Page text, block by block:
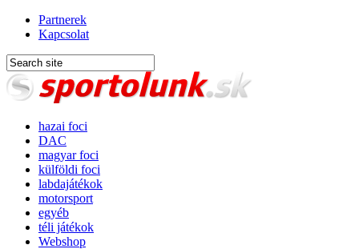
Partnerek
Kapcsolat
hazai foci
DAC
magyar foci
külföldi foci
labdajátékok
motorsport
egyéb
téli játékok
Webshop